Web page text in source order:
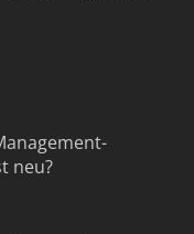
neu?